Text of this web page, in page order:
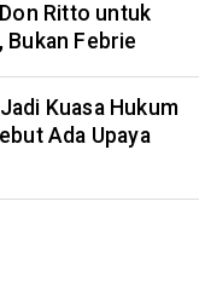
Ritto untuk
Bukan Febrie
Kuasa Hukum
Ada Upaya